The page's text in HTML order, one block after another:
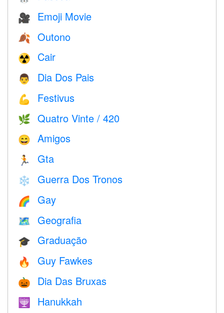
🎥 Emoji Movie
🍂 Outono
☢️ Cair
👨 Dia Dos Pais
💪 Festivus
🌿 Quatro Vinte / 420
😄 Amigos
🏃 Gta
❄️ Guerra Dos Tronos
🌈 Gay
🗺 Geografia
🎓 Graduação
🔥 Guy Fawkes
🎃 Dia Das Bruxas
🕎 Hanukkah